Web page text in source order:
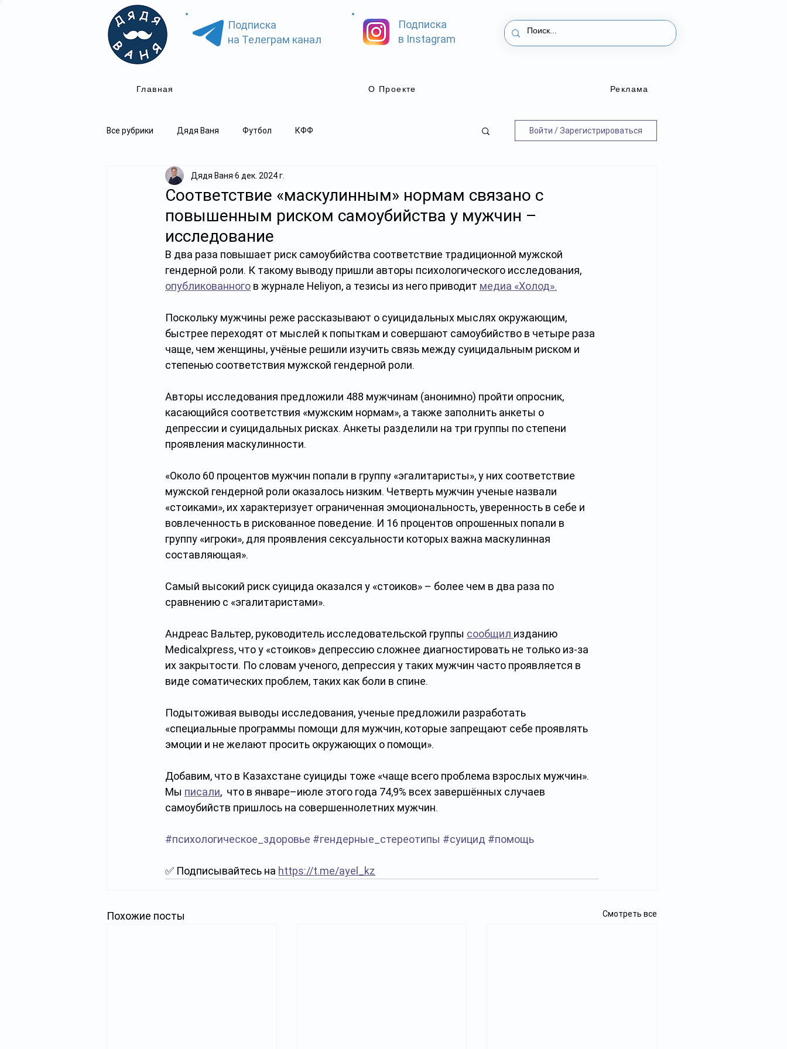
Подписка
на Телеграм канал
Главная
Подписка
в Instagram
О Проекте Реклама
Все рубрики Дядя Ваня Футбол КФФ Войти / Зарегистрироваться
Соответствие «маскулинным» нормам связано с
повышенным риском самоубийства у мужчин –
исследование
Дядя Ваня 6 дек. 2024 г.
В два раза повышает риск самоубийства соответствие традиционной мужской
гендерной роли. К такому выводу пришли авторы психологического исследования,
опубликованного в журнале Heliyon, а тезисы из него приводит медиа «Холод».
Поскольку мужчины реже рассказывают о суицидальных мыслях окружающим,
быстрее переходят от мыслей к попыткам и совершают самоубийство в четыре раза
чаще, чем женщины, учёные решили изучить связь между суицидальным риском и
степенью соответствия мужской гендерной роли.
Авторы исследования предложили 488 мужчинам (анонимно) пройти опросник,
касающийся соответствия «мужским нормам», а также заполнить анкеты о
депрессии и суицидальных рисках. Анкеты разделили на три группы по степени
проявления маскулинности.
«Около 60 процентов мужчин попали в группу «эгалитаристы», у них соответствие
мужской гендерной роли оказалось низким. Четверть мужчин ученые назвали
«стоиками», их характеризует ограниченная эмоциональность, уверенность в себе и
вовлеченность в рискованное поведение. И 16 процентов опрошенных попали в
группу «игроки», для проявления сексуальности которых важна маскулинная
составляющая».
Самый высокий риск суицида оказался у «стоиков» – более чем в два раза по
сравнению с «эгалитаристами».
Андреас Вальтер, руководитель исследовательской группы сообщил изданию
Medicalxpress, что у «стоиков» депрессию сложнее диагностировать не только из-за
их закрытости. По словам ученого, депрессия у таких мужчин часто проявляется в
виде соматических проблем, таких как боли в спине.
Подытоживая выводы исследования, ученые предложили разработать
«специальные программы помощи для мужчин, которые запрещают себе проявлять
эмоции и не желают просить окружающих о помощи».
Добавим, что в Казахстане суициды тоже «чаще всего проблема взрослых мужчин».
Мы писали,  что в январе–июле этого года 74,9% всех завершённых случаев
самоубийств пришлось на совершеннолетних мужчин.
#психологическое_здоровье #гендерные_стереотипы #суицид #помощь
✅ Подписывайтесь на https://t.me/ayel_kz
Похожие посты Смотреть все